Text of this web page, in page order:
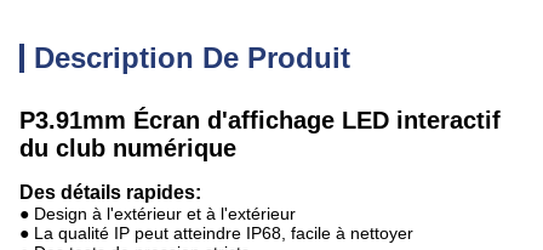
Description De Produit
P3.91mm Écran d'affichage LED interactif
du club numérique
Des détails rapides:
● Design à l'extérieur et à l'extérieur
● La qualité IP peut atteindre IP68, facile à nettoyer